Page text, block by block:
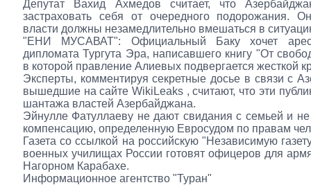
Депутат Вахид Ахмедов считает, что
застраховать себя от очередного подорожания.
власти должны незамедлительно вмешаться в
"ЕНИ МУСАВАТ": Официальный Баку хочет
дипломата Тургута Эра, написавшего книгу "От
в которой правление Алиевых подвергается жесткой
Эксперты, комментируя секретные досье в связи с
вышедшие на сайте WikiLeaks , считают, что эти
шантажа властей Азербайджана.
Эйнулле Фатуллаеву не дают свидания с семьей и
компенсацию, определенную Евросудом по правам
Газета со ссылкой на российскую "Независимую
военных училищах России готовят офицеров для
Нагорном Карабахе.
Информационное агентство "Туран"